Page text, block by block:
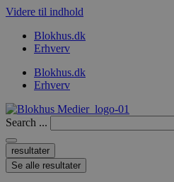
Videre til indhold
Blokhus.dk
Erhverv
Blokhus.dk
Erhverv
Search ...
resultater
Se alle resultater